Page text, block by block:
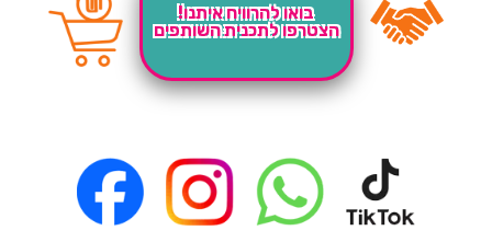
בואו להרוויח איתנו!
הצטרפו לתכנית השותפים